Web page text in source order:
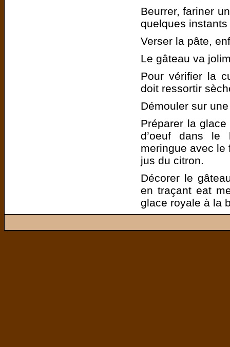
Beurrer, fariner
quelques
Verser la pâte,
Le gâteau va
Pour vérifier la
doit ressortir
Démouler sur
Préparer la
d’oeuf dans le
meringue avec le
jus du citron.
Décorer le
en traçant eat
glace royale à la